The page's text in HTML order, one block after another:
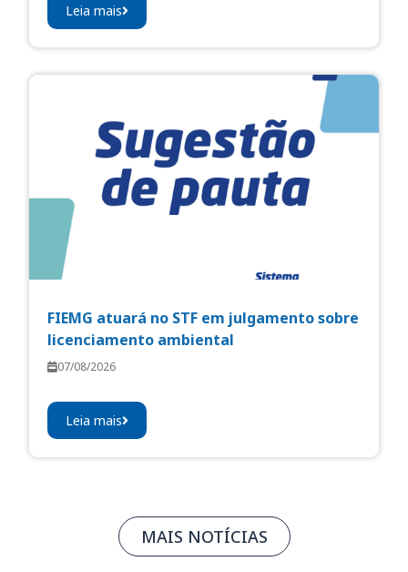
Leia mais
FIEMG atuará no STF em julgamento sobre
licenciamento ambiental
07/08/2026
Leia mais
MAIS NOTÍCIAS